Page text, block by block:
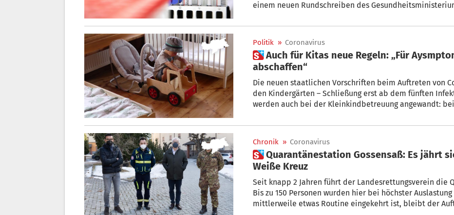
einem neuen Rundschreiben des
Politik » Coronavirus
 Auch für Kitas neue Regeln: „Für Aysmptomatische Quarantäne
abschaffen“
Die neuen staatlichen Vorschriften beim Auftreten von Corona-Infektionsfällen in
den Kindergärten – Schließung erst ab dem fünften
werden auch bei der Kleinkindbetreuung angewandt:
Chronik » Coronavirus
 Quarantänestation Gossensaß: Es jährt sich die Führung durch das
Weiße Kreuz
Seit knapp 2 Jahren führt der Landesrettungsverein die
Bis zu 150 Personen wurden hier bei höchster
mittlerweile etwas Routine eingekehrt ist, bleibt der